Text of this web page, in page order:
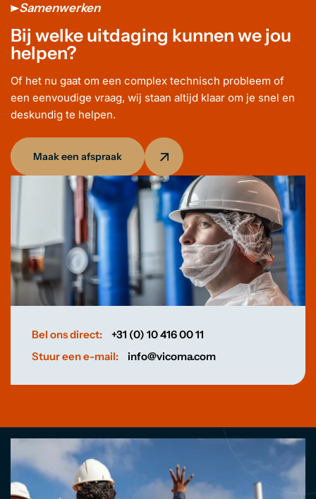
Samenwerken
Bij welke uitdaging kunnen we jou
helpen?
Of het nu gaat om een complex technisch probleem of
een eenvoudige vraag, wij staan altijd klaar om je snel en
deskundig te helpen.
Maak een afspraak
Bel ons direct:
+31 (0) 10 416 00 11
Stuur een e-mail:
info@vicoma.com